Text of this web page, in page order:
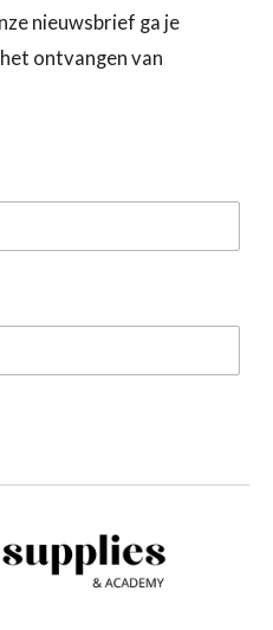
nieuwsbrief ga je
ontvangen van